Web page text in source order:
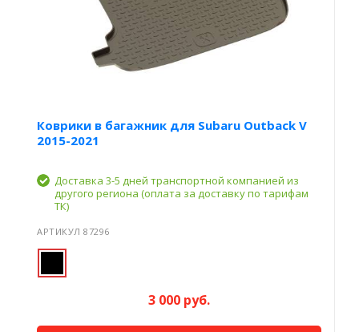
Коврики в багажник для Subaru Outback V
2015-2021
Доставка 3-5 дней транспортной компанией из
другого региона (оплата за доставку по тарифам
ТК)
АРТИКУЛ 87296
3 000 руб.